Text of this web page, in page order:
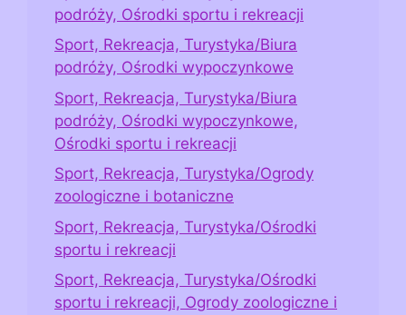
podróży, Ośrodki sportu i rekreacji
Sport, Rekreacja, Turystyka/Biura
podróży, Ośrodki wypoczynkowe
Sport, Rekreacja, Turystyka/Biura
podróży, Ośrodki wypoczynkowe,
Ośrodki sportu i rekreacji
Sport, Rekreacja, Turystyka/Ogrody
zoologiczne i botaniczne
Sport, Rekreacja, Turystyka/Ośrodki
sportu i rekreacji
Sport, Rekreacja, Turystyka/Ośrodki
sportu i rekreacji, Ogrody zoologiczne i